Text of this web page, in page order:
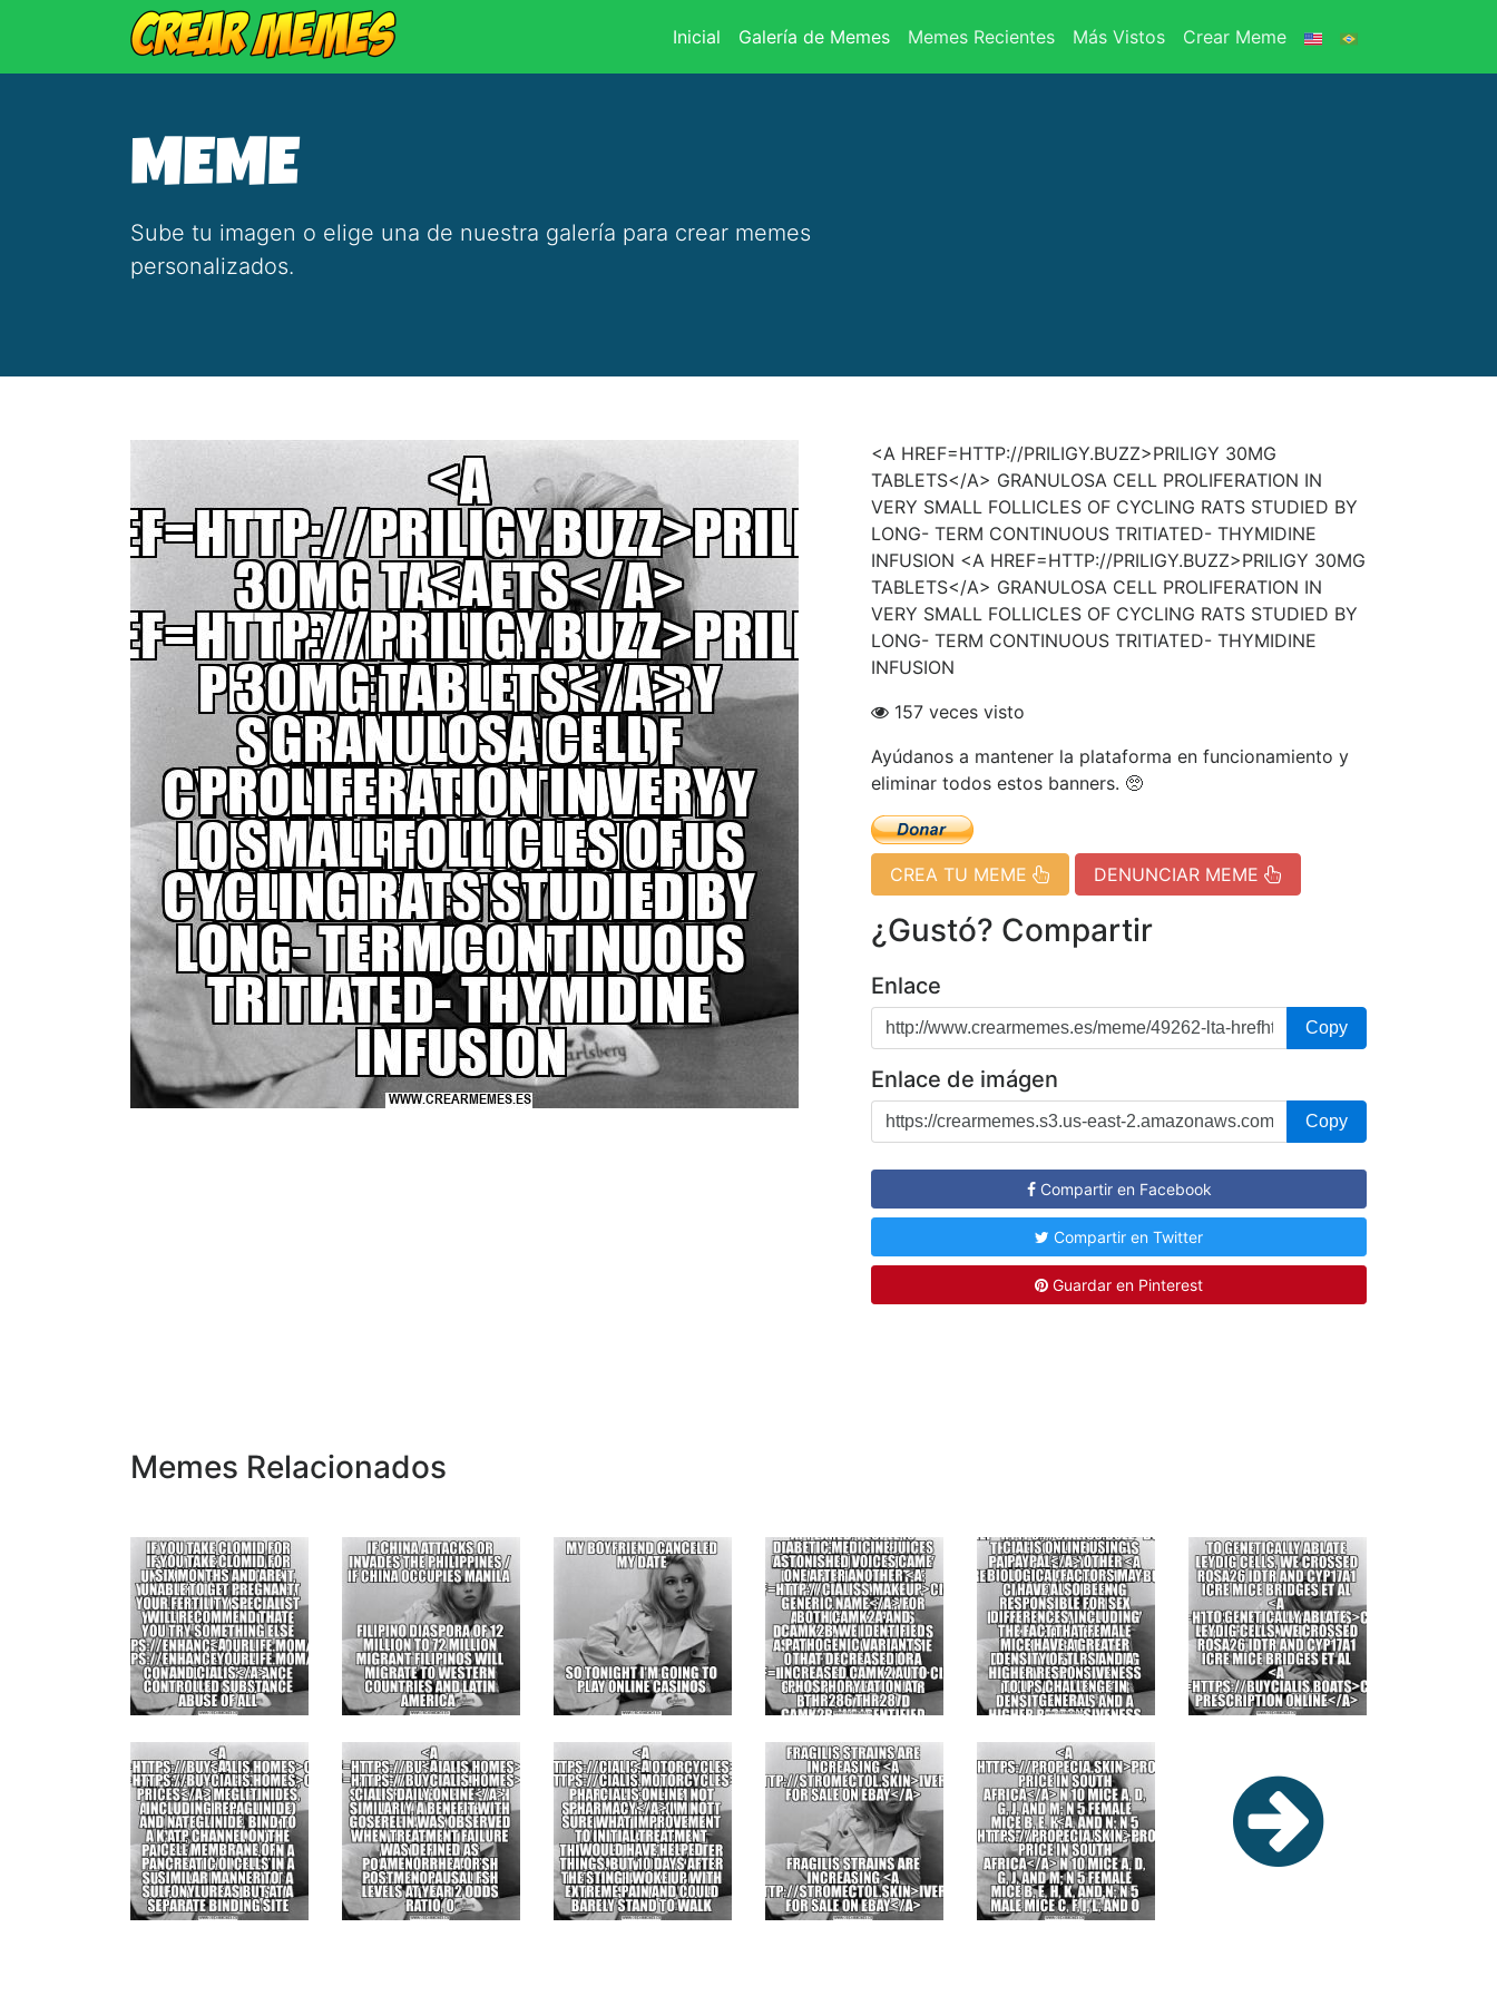
Inicial (current)
Galería de Memes Memes Recientes Más Vistos Crear Meme
MEME
Sube tu imagen o elige una de nuestra galería para crear memes
personalizados.
<A HREF=HTTP://PRILIGY.BUZZ>PRILIGY 30MG
TABLETS</A> GRANULOSA CELL PROLIFERATION IN
VERY SMALL FOLLICLES OF CYCLING RATS STUDIED BY
LONG- TERM CONTINUOUS TRITIATED- THYMIDINE
INFUSION <A HREF=HTTP://PRILIGY.BUZZ>PRILIGY 30MG
TABLETS</A> GRANULOSA CELL PROLIFERATION IN
VERY SMALL FOLLICLES OF CYCLING RATS STUDIED BY
LONG- TERM CONTINUOUS TRITIATED- THYMIDINE
INFUSION
157 veces visto
Ayúdanos a mantener la plataforma en funcionamiento y
eliminar todos estos banners. 🥺
CREA TU MEME DENUNCIAR MEME
¿Gustó? Compartir
Enlace
Copy
Enlace de imágen
Copy
Compartir en Facebook
Compartir en Twitter
Guardar en Pinterest
Memes Relacionados